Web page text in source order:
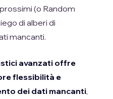
(o Random
di alberi di
mancanti.
avanzati offre
flessibilità e
dei dati mancanti,